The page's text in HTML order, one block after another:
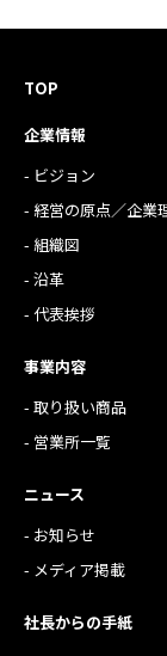
TOP
企業情報
- ビジョン
- 経営の原点／企業
- 組織図
- 沿革
- 代表挨拶
事業内容
- 取り扱い商品
- 営業所一覧
ニュース
- お知らせ
- メディア掲載
社長からの手紙